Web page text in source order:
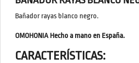
Bañador rayas blanco negro.
OMOHONIA Hecho a mano en España.
CARACTERÍSTICAS: